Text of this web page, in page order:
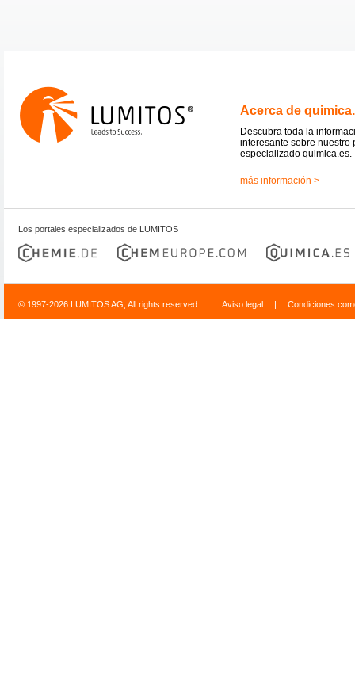
Acerca de
Descubra toda la
interesante sobre nuestro
especializado quimica.es.
más información >
Los portales especializados de LUMITOS
© 1997-2026 LUMITOS AG, All rights reserved Aviso legal | Condiciones